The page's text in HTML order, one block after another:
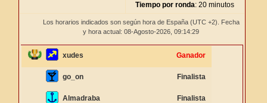
Tiempo por ronda: 20 minutos
Los horarios indicados son según hora de España (UTC +2). Fecha
y hora actual: 08-Agosto-2026, 09:14:29
xudes Ganador
go_on Finalista
Almadraba Finalista